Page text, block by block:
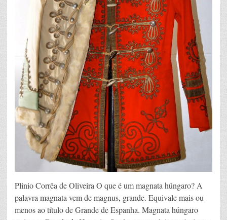
Plinio Corrêa de Oliveira O que é um magnata húngaro? A
palavra magnata vem de magnus, grande. Equivale mais ou
menos ao título de Grande de Espanha. Magnata húngaro